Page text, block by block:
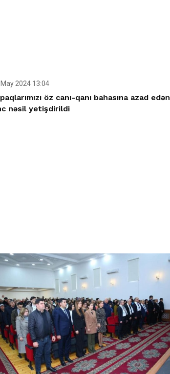
2024 13:04
öz canı-qanı bahasına azad edən
nəsil yetişdirildi